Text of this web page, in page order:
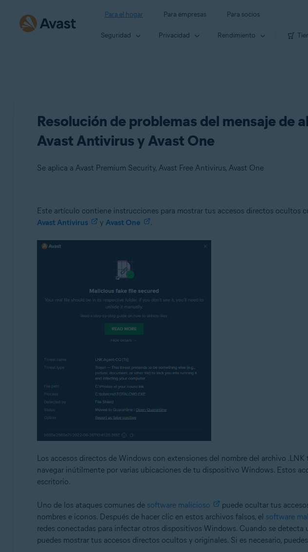
Para el hogar Para empresas Para socios
Seguridad Privacidad Rendimiento
Resolución de problemas del mensaje de
Avast Antivirus y Avast One
Se aplica a Avast Premium Security, Avast Free Antivirus, Avast One
Productos:
Avast Premium Security
Avast One
Este artículo contiene instrucciones para mostrar tus accesos directos ocultos
Avast Antivirus
y Avast One .
Los accesos directos de Windows con extensiones del nombre del archivo
navegar inútilmente por varias ubicaciones de tu dispositivo Windows. Estos
escritorio.
Uno de los ataques comunes de software malicioso
puede ocultar tus
nombres e iconos. Después de hacer clic en estos archivos falsos, el software
redes conectadas para infectar otros dispositivos Windows. Cuando se
puedes mostrar tus accesos directos ocultos y originales. Si es necesario,